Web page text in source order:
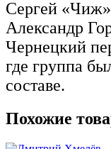
Сергей
Александр
Чернецкий
где группа
составе.
Похожие